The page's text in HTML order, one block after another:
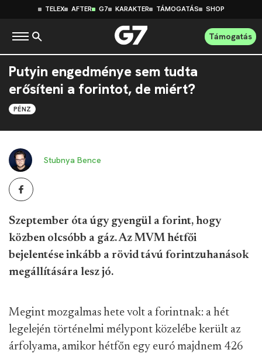
TELEX AFTER G7 KARAKTER TÁMOGATÁS SHOP
Támogatás
Putyin engedménye sem tudta
erősíteni a forintot, de miért?
PÉNZ
Stubnya Bence
Szeptember óta úgy gyengül a forint, hogy
közben olcsóbb a gáz. Az MVM hétfői
bejelentése inkább a rövid távú forintzuhanások
megállítására lesz jó.
Megint mozgalmas hete volt a forintnak: a hét
legelején történelmi mélypont közelébe került az
árfolyama, amikor hétfőn egy euró majdnem 426